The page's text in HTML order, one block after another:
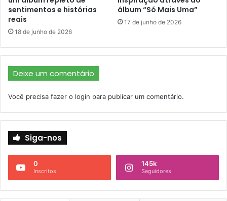
sentimentos e histórias
reais
18 de junho de 2026
álbum “Só Mais Uma”
17 de junho de 2026
Deixe um comentário
Você precisa fazer o login para publicar um comentário.
Siga-nos
0
Inscritos
145k
Seguidores